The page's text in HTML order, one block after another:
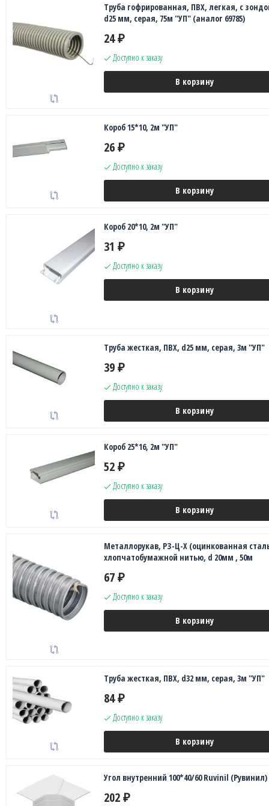
Труба гофрированная, ПВХ, легкая, с
d25 мм, серая, 75м "УП" (аналог 69785)
24 ₽
Доступно к заказу
В корзину
Короб 15*10, 2м "УП"
26 ₽
Доступно к заказу
В корзину
Короб 20*10, 2м "УП"
31 ₽
Доступно к заказу
В корзину
Труба жесткая, ПВХ, d25 мм, серая, 3м "УП"
39 ₽
Доступно к заказу
В корзину
Короб 25*16, 2м "УП"
52 ₽
Доступно к заказу
В корзину
Металлорукав, РЗ-Ц-Х (оцинкованная
хлопчатобумажной нитью, d 20мм , 50м
67 ₽
Доступно к заказу
В корзину
Труба жесткая, ПВХ, d32 мм, серая, 3м "УП"
84 ₽
Доступно к заказу
В корзину
Угол внутренний 100*40/60 Ruvinil (Рувинил)
202 ₽